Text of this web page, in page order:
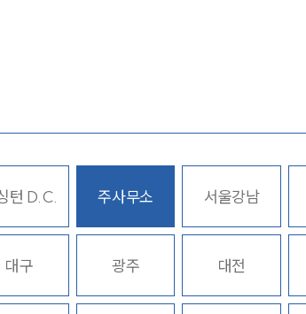
대륜의 강점
기업의뢰인을 위한 장점
업무협력·법률자문 기업
오시는 길
글로벌 파트너 로펌
고객의 소리
턴 D.C. 주사무소 서울강남
대구 광주 대전